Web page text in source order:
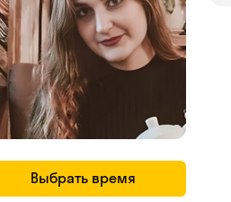
Выбрать время